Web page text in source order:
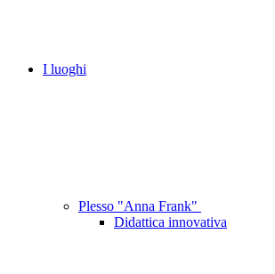
I luoghi
Plesso "Anna Frank"
Didattica innovativa